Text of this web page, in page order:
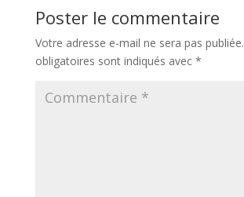
Poster le commentaire
Votre adresse e-mail ne sera pas publiée.
obligatoires sont indiqués avec *